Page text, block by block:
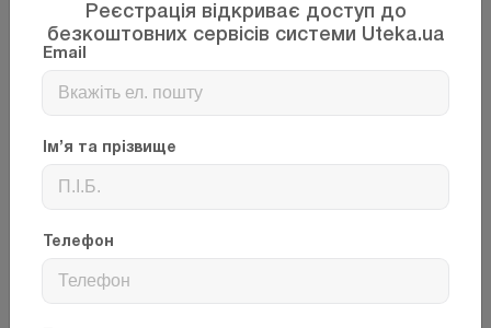
Тепер ви можете читати бухгалтерські новини від
“Uteka.ua” у Telegram, а обговорювати їх у наших
соціальних мережах та інших платформах.
Приєднуйтесь і дізнавайтесь найважливіші новини
першими!
Facebook Instagram Telegram
Linkedin
реалізація
законодавство
орендна плата
Реєстрація відкриває доступ до
безкоштовних сервісів системи Uteka.ua
Email
Ім’я та прізвище
Телефон